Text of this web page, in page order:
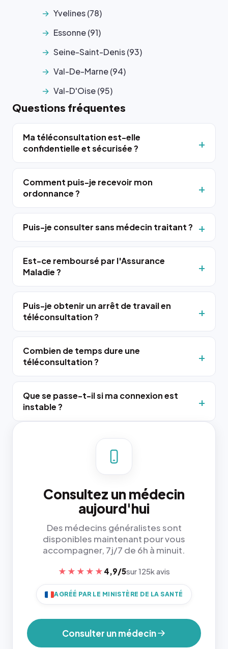
Yvelines (78)
Essonne (91)
Seine-Saint-Denis (93)
Val-De-Marne (94)
Val-D'Oise (95)
Questions fréquentes
Ma téléconsultation est-elle
confidentielle et sécurisée ?
Comment puis-je recevoir mon
ordonnance ?
Puis-je consulter sans médecin traitant ?
Est-ce remboursé par l'Assurance
Maladie ?
Puis-je obtenir un arrêt de travail en
téléconsultation ?
Combien de temps dure une
téléconsultation ?
Que se passe-t-il si ma connexion est
instable ?
Consultez un médecin
aujourd'hui
Des médecins généralistes sont
disponibles maintenant pour vous
accompagner, 7j/7 de 6h à minuit.
★★★★★ 4,9/5sur 125k avis
AGRÉÉ PAR LE MINISTÈRE DE LA SANTÉ
Consulter un médecin